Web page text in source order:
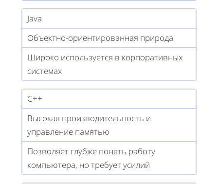
Java
Объектно-ориентированная природа
Широко используется в корпоративных
системах
C++
Высокая производительность и
управление памятью
Позволяет глубже понять работу
компьютера, но требует усилий